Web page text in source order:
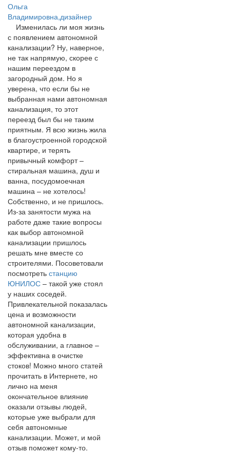
Ольга
Владимировна,дизайнер
Изменилась ли моя жизнь
с появлением автономной
канализации? Ну, наверное,
не так напрямую, скорее с
нашим переездом в
загородный дом. Но я
уверена, что если бы не
выбранная нами автономная
канализация, то этот
переезд был бы не таким
приятным. Я всю жизнь жила
в благоустроенной городской
квартире, и терять
привычный комфорт –
стиральная машина, душ и
ванна, посудомоечная
машина – не хотелось!
Собственно, и не пришлось.
Из-за занятости мужа на
работе даже такие вопросы
как выбор автономной
канализации пришлось
решать мне вместе со
строителями. Посоветовали
посмотреть станцию
ЮНИЛОС – такой уже стоял
у наших соседей.
Привлекательной показалась
цена и возможности
автономной канализации,
которая удобна в
обслуживании, а главное –
эффективна в очистке
стоков! Можно много статей
прочитать в Интернете, но
лично на меня
окончательное влияние
оказали отзывы людей,
которые уже выбрали для
себя автономные
канализации. Может, и мой
отзыв поможет кому-то.